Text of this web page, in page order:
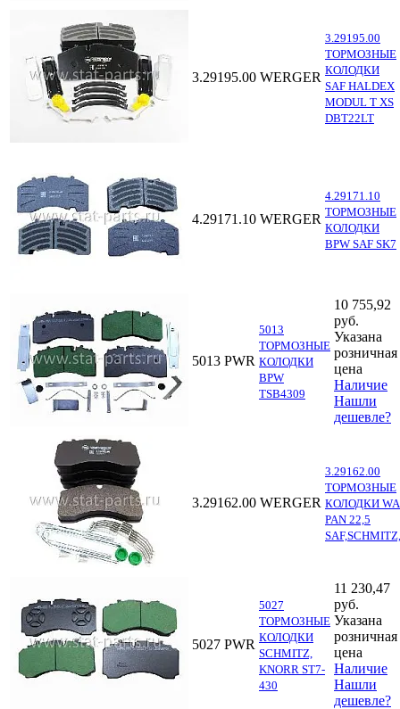
3.29195.00 WERGER
3.29195.00
ТОРМОЗНЫЕ
КОЛОДКИ
SAF HALDEX
MODUL T XS
DBT22LT
4.29171.10 WERGER
4.29171.10
ТОРМОЗНЫЕ
КОЛОДКИ
BPW SAF SK7
5013 PWR
5013
ТОРМОЗНЫЕ
КОЛОДКИ
BPW
TSB4309
10 755,92
руб.
Указана
розничная
цена
Наличие
Нашли
дешевле?
3.29162.00 WERGER
3.29162.00
ТОРМОЗНЫЕ
КОЛОДКИ
PAN 22,5
5027 PWR
5027
ТОРМОЗНЫЕ
КОЛОДКИ
SCHMITZ,
KNORR ST7-
430
11 230,47
руб.
Указана
розничная
цена
Наличие
Нашли
дешевле?